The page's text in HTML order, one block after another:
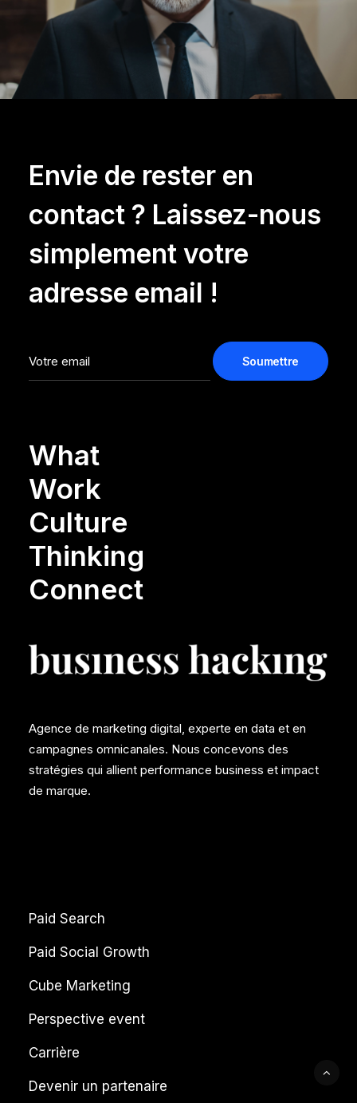
Envie de rester en
contact ? Laissez-nous
simplement votre
adresse email !
What
Work
Culture
Thinking
Connect
Agence de marketing digital, experte en data et en
campagnes omnicanales. Nous concevons des
stratégies qui allient performance business et impact
de marque.
Paid Search
Paid Social Growth
Cube Marketing
Perspective event
Carrière
Devenir un partenaire